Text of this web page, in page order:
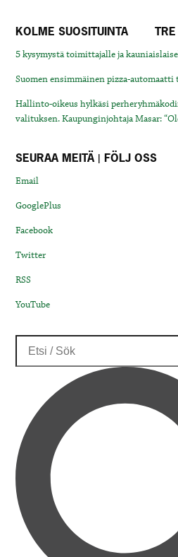
KOLME SUOSITUINTA
5 kysymystä toimittajalle ja
Suomen ensimmäinen pizza-
Hallinto-oikeus hylkäsi
valituksen. Kaupunginjohtaja Masar:
SEURAA MEITÄ | FÖLJ OSS
Email
GooglePlus
Facebook
Twitter
RSS
YouTube